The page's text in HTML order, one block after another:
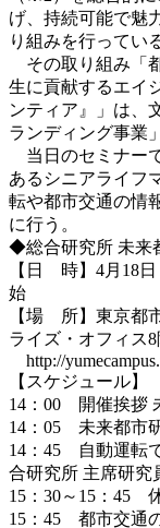
げ、持続可能で魅
り組みを行ってい
その取り組み「
生に貢献するエイ
ンティア』」は、
ランディング事業
当日のセミナー
あるシニアライフ
転や都市交通の情
に行う。
◆総合研究所 未来
【日 時】4月18
始
【場 所】東京都
ライズ・オフィス8
http://
【スケジュール】
14：00 開催挨拶
14：05 未来都市
14：45 自動運転
合研究所 主席研究
15：30～15：45
15：45 都市交通